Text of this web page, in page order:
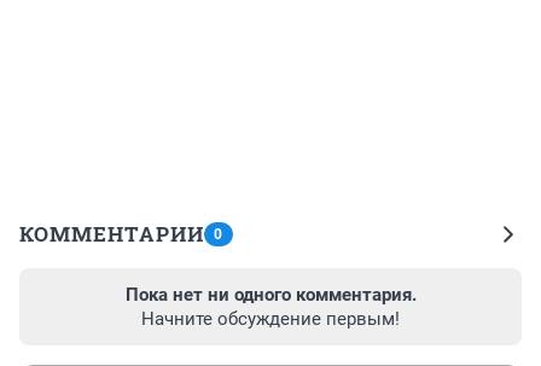
КОММЕНТАРИИ 0
Пока нет ни одного комментария.
Начните обсуждение первым!